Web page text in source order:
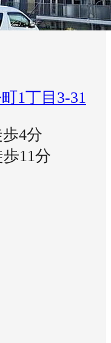
1丁目3-31
4分
11分